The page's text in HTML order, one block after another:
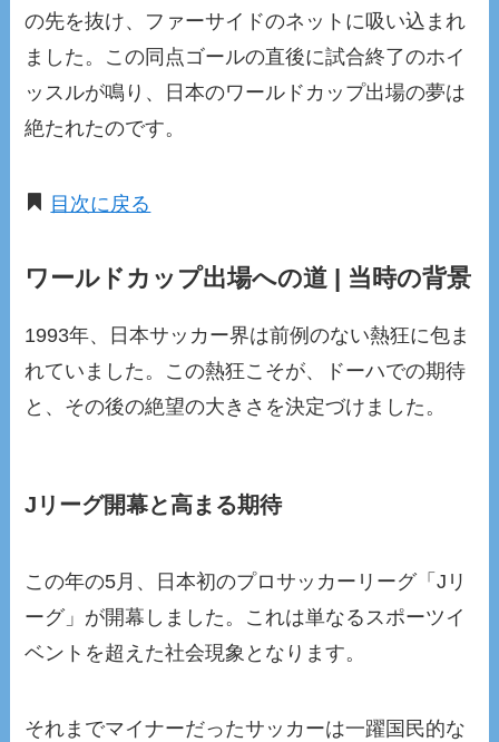
の先を抜け、ファーサイドのネットに吸い込まれ
ました。この同点ゴールの直後に試合終了のホイ
ッスルが鳴り、日本のワールドカップ出場の夢は
絶たれたのです。
目次に戻る
ワールドカップ出場への道 | 当時の背景
1993年、日本サッカー界は前例のない熱狂に包ま
れていました。この熱狂こそが、ドーハでの期待
と、その後の絶望の大きさを決定づけました。
Jリーグ開幕と高まる期待
この年の5月、日本初のプロサッカーリーグ「Jリ
ーグ」が開幕しました。これは単なるスポーツイ
ベントを超えた社会現象となります。
それまでマイナーだったサッカーは一躍国民的な